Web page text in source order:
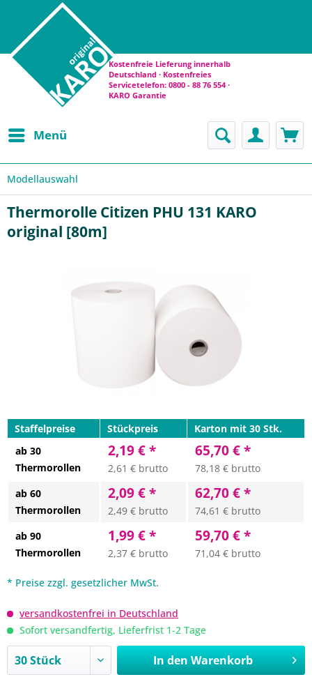
Kostenfreie Lieferung innerhalb
Deutschland · Kostenfreies
Servicetelefon: 0800 - 88 76 554 ·
KARO Garantie
Menü
Modellauswahl
Thermorolle Citizen PHU 131 KARO
original [80m]
Staffelpreise Stückpreis
Karton mit 30 Stk.
ab 30
Thermorollen
2,19 € *
2,61 € brutto
65,70 € *
78,18 € brutto
ab 60
Thermorollen
2,09 € *
2,49 € brutto
62,70 € *
74,61 € brutto
ab 90
Thermorollen
1,99 € *
2,37 € brutto
59,70 € *
71,04 € brutto
* Preise zzgl. gesetzlicher MwSt.
versandkostenfrei in Deutschland
Sofort versandfertig, Lieferfrist 1-2 Tage
In den Warenkorb